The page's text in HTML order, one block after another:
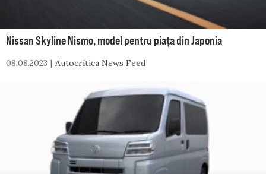
Nissan Skyline Nismo, model pentru piața din Japonia
08.08.2023 Autocritica News Feed